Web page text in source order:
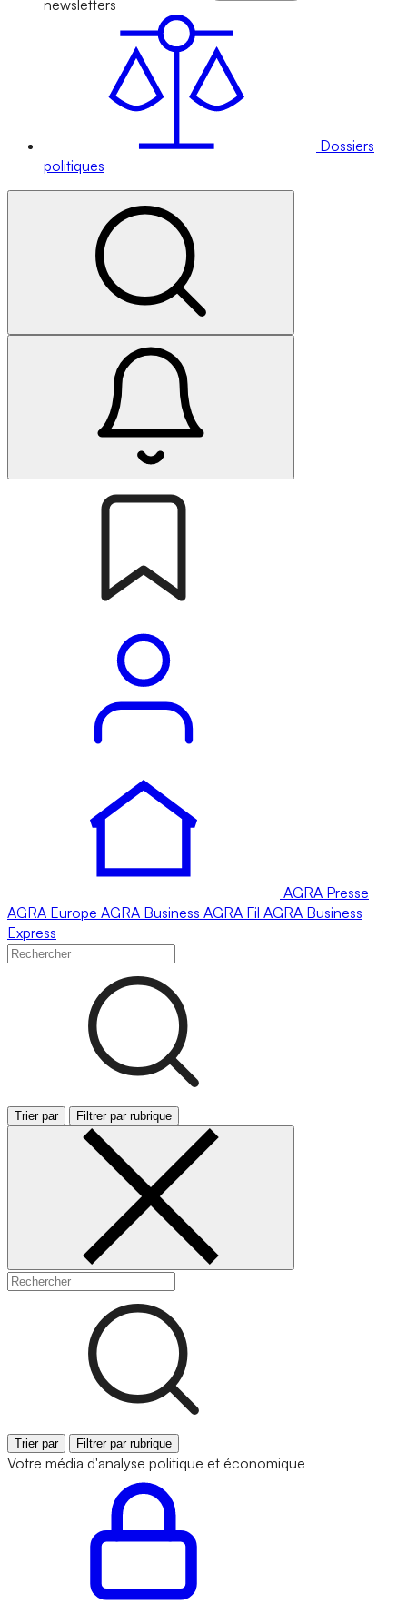
newsletters
Dossiers
politiques
AGRA Presse
AGRA Europe AGRA Business AGRA Fil AGRA Business
Express
Trier par Filtrer par rubrique
Trier par Filtrer par rubrique
Votre média d'analyse politique et économique